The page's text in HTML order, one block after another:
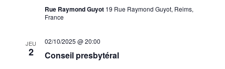
vues
Rue Raymond Guyot 19 Rue Raymond Guyot, Reims,
France
JEU
2 Conseil presbytéral
02/10/2025 @ 20:00